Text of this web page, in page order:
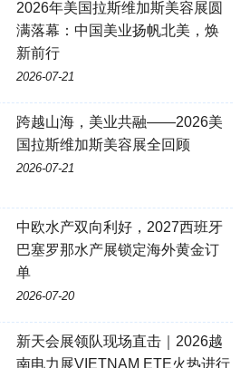
2026年美国拉斯维加斯美容展圆
满落幕：中国美业扬帆北美，焕
新前行
2026-07-21
跨越山海，美业共融——2026美
国拉斯维加斯美容展全回顾
2026-07-21
中欧水产双向利好，2027西班牙
巴塞罗那水产展锁定海外黄金订
单
2026-07-20
新天会展领队现场直击｜2026越
南电力展VIETNAM ETE火热进行